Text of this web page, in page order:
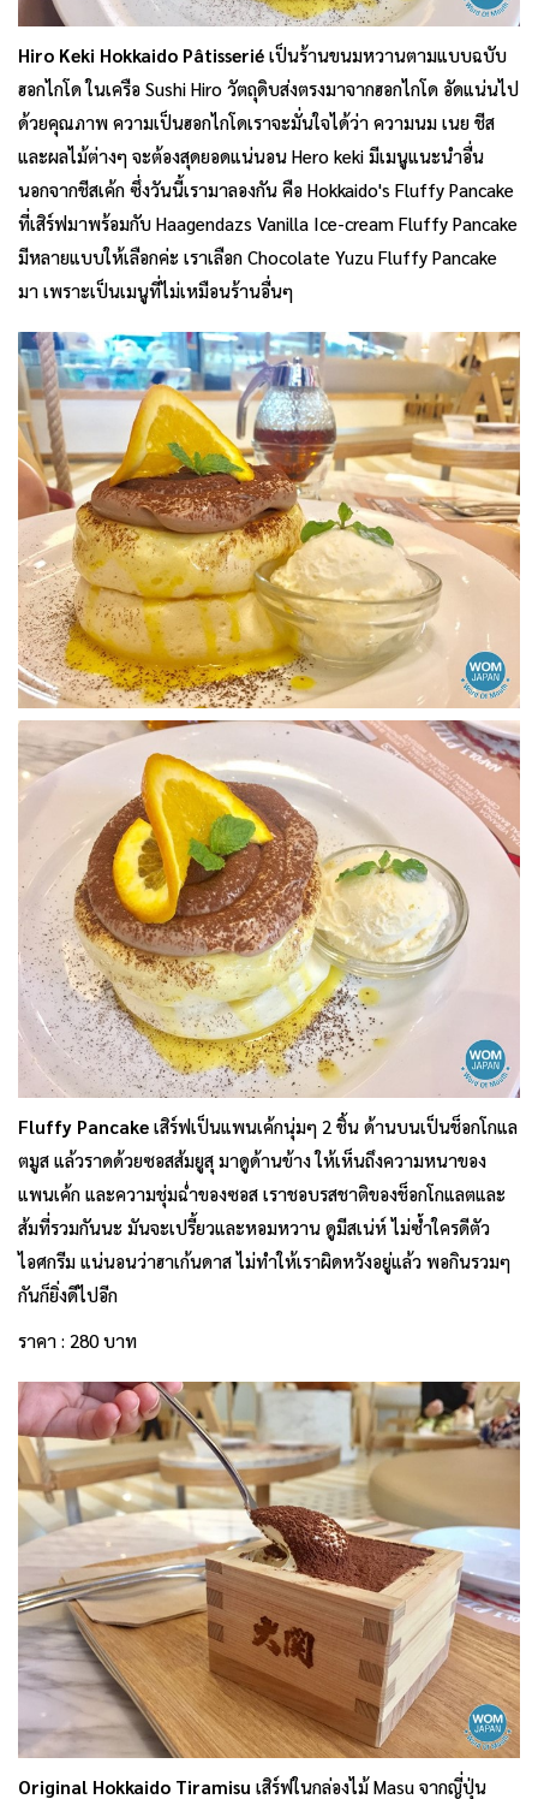
Hiro Keki Hokkaido Pâtisserié เป็นร้านขนมหวานตามแบบฉบับ
ฮอกไกโด ในเครือ Sushi Hiro วัตถุดิบส่งตรงมาจากฮอกไกโด อัดแน่นไป
ด้วยคุณภาพ ความเป็นฮอกไกโดเราจะมั่นใจได้ว่า ความนม เนย ชีส
และผลไม้ต่างๆ จะต้องสุดยอดแน่นอน Hero keki มีเมนูแนะนำอื่น
นอกจากชีสเค้ก ซึ่งวันนี้เรามาลองกัน คือ Hokkaido's Fluffy Pancake
ที่เสิร์ฟมาพร้อมกับ Haagendazs Vanilla Ice-cream Fluffy Pancake
มีหลายแบบให้เลือกค่ะ เราเลือก Chocolate Yuzu Fluffy Pancake
มา เพราะเป็นเมนูที่ไม่เหมือนร้านอื่นๆ
Fluffy Pancake เสิร์ฟเป็นแพนเค้กนุ่มๆ 2 ชิ้น ด้านบนเป็นช็อกโกแล
ตมูส แล้วราดด้วยซอสส้มยูสุ มาดูด้านข้าง ให้เห็นถึงความหนาของ
แพนเค้ก และความชุ่มฉ่ำของซอส เราชอบรสชาติของช็อกโกแลตและ
ส้มที่รวมกันนะ มันจะเปรี้ยวและหอมหวาน ดูมีสเน่ห์ ไม่ซ้ำใครดีตัว
ไอศกรีม แน่นอนว่าฮาเก้นดาส ไม่ทำให้เราผิดหวังอยู่แล้ว พอกินรวมๆ
กันก็ยิ่งดีไปอีก
ราคา : 280 บาท
Original Hokkaido Tiramisu เสิร์ฟในกล่องไม้ Masu จากญี่ปุ่น